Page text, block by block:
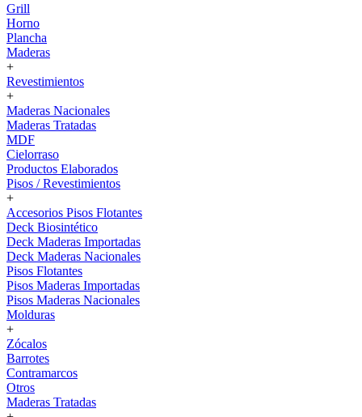
Grill
Horno
Plancha
Maderas
+
Revestimientos
+
Maderas Nacionales
Maderas Tratadas
MDF
Cielorraso
Productos Elaborados
Pisos / Revestimientos
+
Accesorios Pisos Flotantes
Deck Biosintético
Deck Maderas Importadas
Deck Maderas Nacionales
Pisos Flotantes
Pisos Maderas Importadas
Pisos Maderas Nacionales
Molduras
+
Zócalos
Barrotes
Contramarcos
Otros
Maderas Tratadas